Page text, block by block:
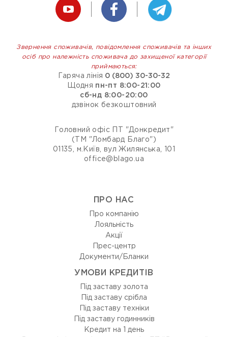
Звернення споживачів, повідомлення споживачів та інших
осіб про належність споживача до захищеної категорії
приймаються:
Гаряча лінія 0 (800) 30-30-32
Щодня
пн-пт 8:00-21:00
сб-нд 8:00-20:00
дзвінок безкоштовний
Головний офіс ПТ "Донкредит"
(ТМ "Ломбард Благо")
01135, м.Київ, вул Жилянська, 101
office@blago.ua
ПРО НАС
Про компанію
Лояльність
Акції
Прес-центр
Документи/Бланки
УМОВИ КРЕДИТІВ
Під заставу золота
Під заставу срібла
Під заставу техніки
Під заставу годинників
Кредит на 1 день